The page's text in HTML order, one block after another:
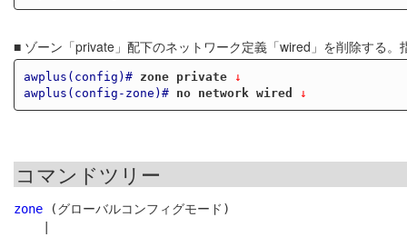
■ ゾーン「private」配下のネットワーク定義「wired」を削除する
awplus(config)# zone private ↓
awplus(config-zone)#
no network wired ↓
コマンドツリー
zone (グローバルコンフィグモード)